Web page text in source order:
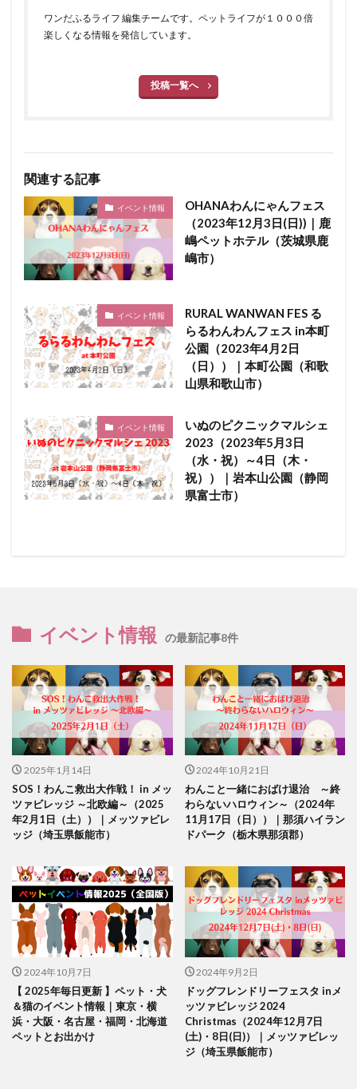
ワンだふるライフ 編集チームです。ペットライフが１０００倍
楽しくなる情報を発信しています。
投稿一覧へ
関連する記事
イベント情報
OHANAわんにゃんフェス
（2023年12月3日(日))｜鹿
嶋ペットホテル（茨城県鹿
嶋市）
イベント情報
RURAL WANWAN FES る
らるわんわんフェス in本町
公園（2023年4月2日
（日））｜本町公園（和歌
山県和歌山市）
イベント情報
いぬのピクニックマルシェ
2023（2023年5月3日
（水・祝）～4日（木・
祝））｜岩本山公園（静岡
県富士市）
イベント情報 の最新記事8件
2025年1月14日
SOS！わんこ救出大作戦！ in メッ
ツァビレッジ ～北欧編～（2025
年2月1日（土））｜メッツァビレ
ッジ（埼玉県飯能市）
2024年10月21日
わんこと一緒におばけ退治 ～終
わらないハロウィン～（2024年
11月17日（日））｜那須ハイラン
ドパーク（栃木県那須郡）
2024年10月7日
【 2025年毎日更新 】ペット・犬
＆猫のイベント情報｜東京・横
浜・大阪・名古屋・福岡・北海道
ペットとお出かけ
2024年9月2日
ドッグフレンドリーフェスタ inメ
ッツァビレッジ 2024
Christmas（2024年12月7日
(土)・8日(日)）｜メッツァビレッ
ジ（埼玉県飯能市）